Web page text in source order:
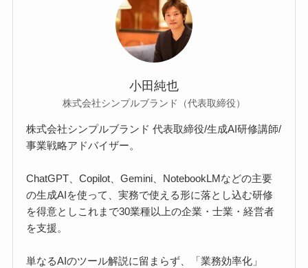
小田純也
株式会社シンプルブランド（代表取締役）
株式会社シンプルブランド 代表取締役/生成AI研修講師/
事業戦略アドバイザー。
ChatGPT、Copilot、Gemini、NotebookLMなどの主要
の生成AIを使って、実務で使える形に落とし込む研修
を得意としこれまで30業種以上の企業・士業・経営者
を支援。
単なるAIのツール解説に留まらず、「業務効率化」